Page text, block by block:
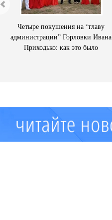
Четыре покушения на “главу
администрации” Горловки Ивана
Приходько: как это было